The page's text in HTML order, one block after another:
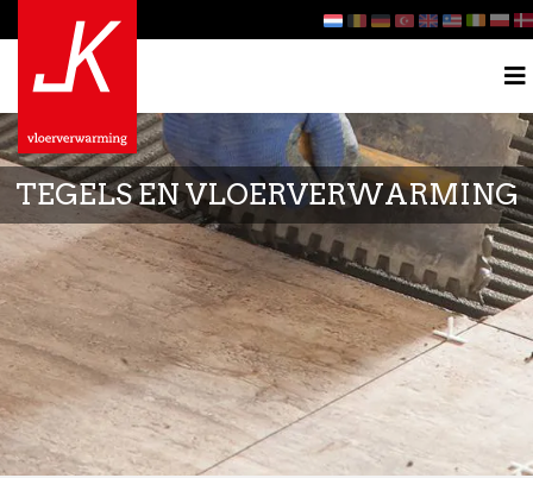
TEGELS EN VLOERVERWARMING